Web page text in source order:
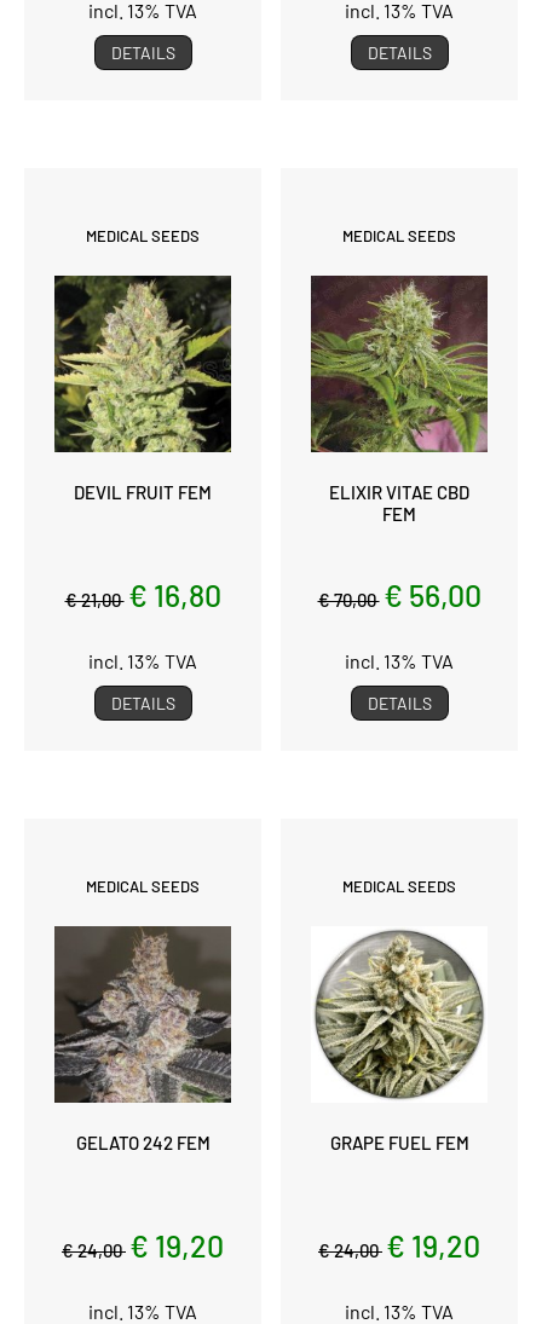
incl. 13% TVA
DETAILS
incl. 13% TVA
DETAILS
MEDICAL SEEDS
DEVIL FRUIT FEM
€ 21,00 € 16,80
incl. 13% TVA
DETAILS
MEDICAL SEEDS
ELIXIR VITAE CBD
FEM
€ 70,00 € 56,00
incl. 13% TVA
DETAILS
MEDICAL SEEDS
GELATO 242 FEM
€ 24,00 € 19,20
incl. 13% TVA
MEDICAL SEEDS
GRAPE FUEL FEM
€ 24,00 € 19,20
incl. 13% TVA